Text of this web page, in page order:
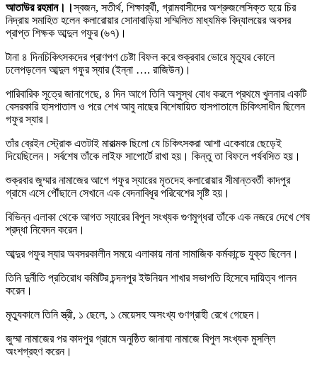
আতাউর রহমান।।স্বজন, সতীর্থ, শিক্ষার্র্থী, গ্রামবাসীদের অশ্রুজলেসিক্ত হয়ে চির
নিদ্রায় সমাহিত হলেন কলারোয়ার সোনাবাড়িয়া সম্মিলিত মাধ্যমিক বিদ্যালয়ের অবসর
প্রাপ্ত শিক্ষক আব্দুল গফুর (৬৭)।
টানা ৪ দিনচিকিৎসকদের প্রাণপণ চেষ্টা বিফল করে শুক্রবার ভোরে মৃত্যুর কোলে
ঢলেপড়লেন আব্দুল গফুর স্যার (ইন্না …. রাজিউন)।
পারিবারিক সূত্রে জানাগেছে, ৪ দিন আগে তিনি অসুস্থ বোধ করলে প্রথমে খুলনার একটি
বেসরকারি হাসপাতাল ও পরে শেখ আবু নাছের বিশেষায়িত হাসপাতালে চিকিৎসাধীন ছিলেন
গফুর স্যার।
তাঁর ব্রেইন স্ট্রোক এতটাই মারাত্মক ছিলো যে চিকিৎসকরা আশা একেবারে ছেড়েই
দিয়েছিলেন। সর্বশেষ তাঁকে লাইফ সাপোর্টে রাখা হয়। কিন্তু তা বিফলে পর্যবসিত হয়।
শুক্রবার জুম্মার নামাজের আগে গফুর স্যারের মৃতদেহ কলারোয়ার সীমান্তবর্তী কাদপুর
গ্রামে এসে পৌঁছালে সেখানে এক বেদনাবিধূর পরিবেশের সৃষ্টি হয়।
বিভিন্ন এলাকা থেকে আগত স্যারের বিপুল সংখ্যক গুণমুগ্ধরা তাঁকে এক নজরে দেখে শেষ
শ্রদ্ধা নিবেদন করেন।
আব্দুর গফুর স্যার অবসরকালীন সময়ে এলাকায় নানা সামাজিক কর্মকান্ডে যুক্ত ছিলেন।
তিনি দুর্নীতি প্রতিরোধ কমিটির চন্দনপুর ইউনিয়ন শাখার সভাপতি হিসেবে দায়িত্ব পালন
করেন।
মৃত্যুকালে তিনি স্ত্রী, ১ ছেলে, ১ মেয়েসহ অসংখ্য গুণগ্রাহী রেখে গেছেন।
জুম্মা নামাজের পর কাদপুর গ্রামে অনুষ্ঠিত জানাযা নামাজে বিপুল সংখ্যক মুসল্লি
অংশগ্রহণ করেন।